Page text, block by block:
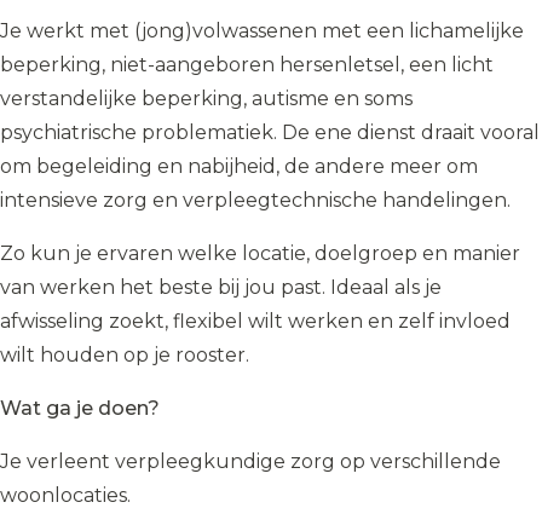
Je werkt met (jong)volwassenen met een lichamelijke
beperking, niet-aangeboren hersenletsel, een licht
verstandelijke beperking, autisme en soms
psychiatrische problematiek. De ene dienst draait vooral
om begeleiding en nabijheid, de andere meer om
intensieve zorg en verpleegtechnische handelingen.
Zo kun je ervaren welke locatie, doelgroep en manier
van werken het beste bij jou past. Ideaal als je
afwisseling zoekt, flexibel wilt werken en zelf invloed
wilt houden op je rooster.
Wat ga je doen?
Je verleent verpleegkundige zorg op verschillende
woonlocaties.